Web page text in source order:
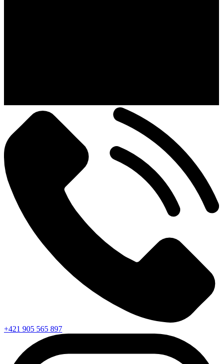
+421 905 565 897